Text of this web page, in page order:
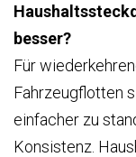
besser?
Für
Fahrzeugflotten
einfacher zu
Konsistenz.